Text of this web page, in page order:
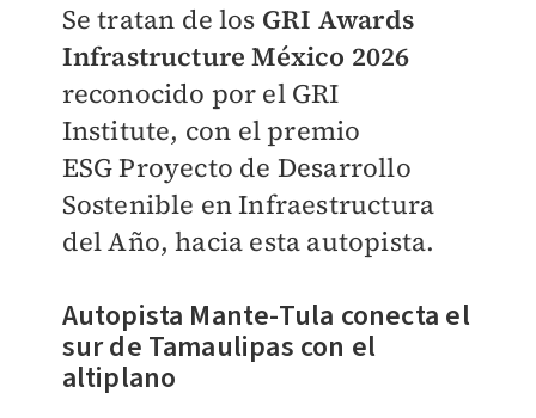
Se tratan de los GRI Awards
Infrastructure México 2026
reconocido por el GRI
Institute, con el premio
ESGProyecto de Desarrollo
Sostenible en Infraestructura
del Año, hacia esta autopista.
Autopista Mante-Tula conecta el
sur de Tamaulipas con el
altiplano